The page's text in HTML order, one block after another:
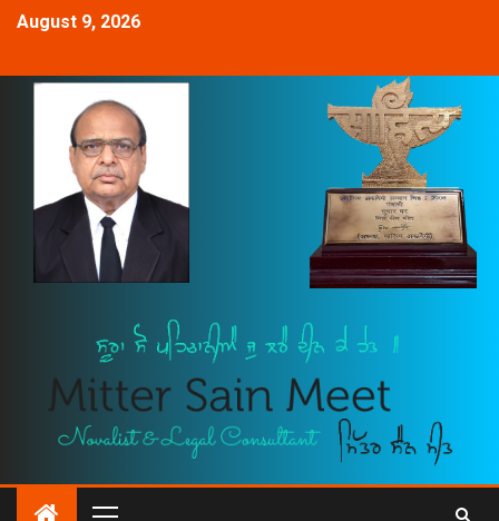
August 9, 2026